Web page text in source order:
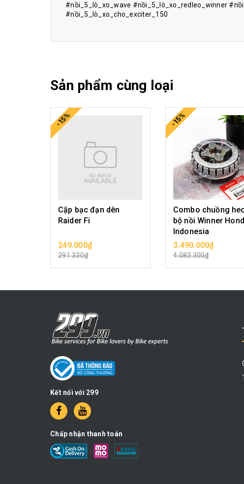
#nồi_5_lò_xo_wave #nồi_5_lò_xo_redleo_winner
#nồi_5_lò_xo_cho_exciter_150
Sản phẩm cùng loại
-15%
Cặp bạc đạn dên
Raider Fi
249.000₫
291.330₫
CHỌN SẢN PHẨM
-15%
Combo chuồng
bộ nồi Winner
Indonesia
3.490.000₫
4.083.300₫
CHỌN SẢN PHẨM
Kết nối với 299
Chấp nhận thanh toán